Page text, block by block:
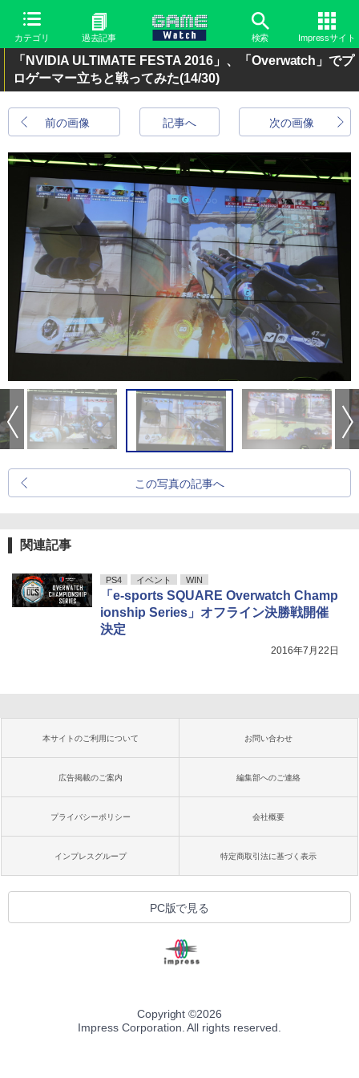
カテゴリ 過去記事 検索 Impressサイト
「NVIDIA ULTIMATE FESTA 2016」、「Overwatch」でプ
ロゲーマー立ちと戦ってみた(14/30)
前の画像 次の画像
記事へ
この写真の記事へ
関連記事
PS4 イベント WIN
「e-sports SQUARE Overwatch Champ
ionship Series」オフライン決勝戦開催
決定
2016年7月22日
本サイトのご利用について お問い合わせ
広告掲載のご案内 編集部へのご連絡
プライバシーポリシー 会社概要
インプレスグループ 特定商取引法に基づく表示
PC版で見る
Copyright ©2026
Impress Corporation. All rights reserved.